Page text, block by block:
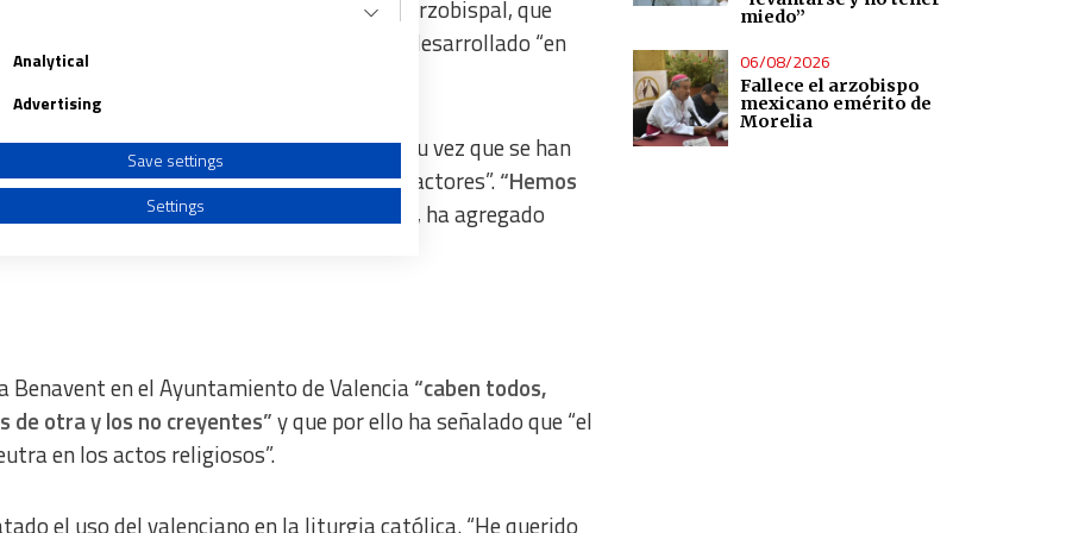
que se ha celebrado en el Palacio Arzobispal, que
, al tiempo que ha precisado que se ha desarrollado “en
el responsable municipal, explicando a su vez que se han
que “hay una coincidencia en muchos factores”.“Hemos
que a mí me parecen importantes” , ha agregado
en el Ayuntamiento de Valencia“caben todos,
de otra y los no creyentes”y que por ello ha señalado que “el
en los actos religiosos”.
el uso del valenciano en la liturgia católica. “He querido
miedo”
06/08/2026
Fallece el arzobispo
mexicano emérito de
Morelia
Analytical
Advertising
Save settings
Settings